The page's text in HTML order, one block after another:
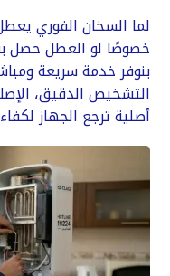
لما السخان الفوري
خصوصًا لو العطل حصل
بنوفر خدمة سريعة
التشخيص الدقيق،
أصلية ترجع الجهاز